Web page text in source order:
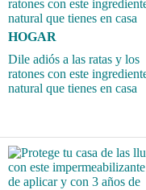
HOGAR
Dile adiós a las ratas y los
ratones con este
natural que tienes en casa